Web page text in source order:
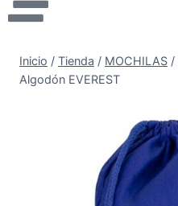
Inicio / Tienda / MOCHILAS /
Algodón EVEREST